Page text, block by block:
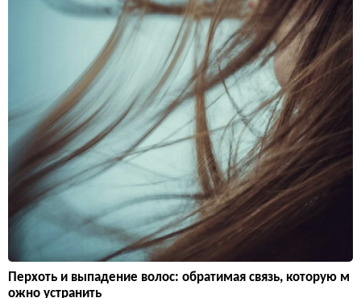
Перхоть и выпадение волос: обратимая связь, которую м
ожно устранить